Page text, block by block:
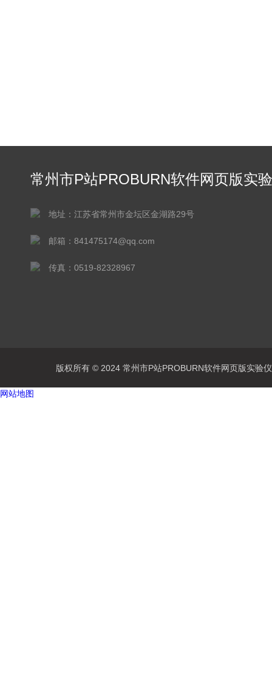
常州市P站PROBURN软件网页版实验
地址：江苏省常州市金坛区金湖路29号
邮箱：841475174@qq.com
传真：0519-82328967
版权所有 © 2024 常州市P站PROBURN软件网页版实
网站地图